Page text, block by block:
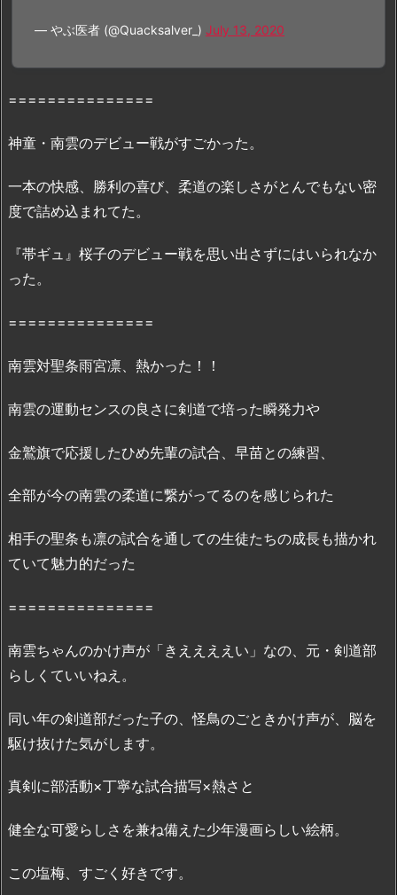
ジ
む
は
き
る
5.
ぽ
8
を
全
料
で
め
サ
イ
は
こ
し
な
— やぶ医者 (@Quacksalver_) July 13, 2020
===============
神童・南雲のデビュー戦がすごかった。
一本の快感、勝利の喜び、柔道の楽しさがとんでもない密
度で詰め込まれてた。
『帯ギュ』桜子のデビュー戦を思い出さずにはいられなか
った。
===============
南雲対聖条雨宮凛、熱かった！！
南雲の運動センスの良さに剣道で培った瞬発力や
金鷲旗で応援したひめ先輩の試合、早苗との練習、
全部が今の南雲の柔道に繋がってるのを感じられた
相手の聖条も凛の試合を通しての生徒たちの成長も描かれ
ていて魅力的だった
===============
南雲ちゃんのかけ声が「きええええい」なの、元・剣道部
らしくていいねえ。
同い年の剣道部だった子の、怪鳥のごときかけ声が、脳を
駆け抜けた気がします。
真剣に部活動×丁寧な試合描写×熱さと
健全な可愛らしさを兼ね備えた少年漫画らしい絵柄。
この塩梅、すごく好きです。